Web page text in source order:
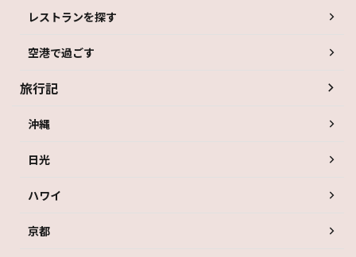
レストランを探す
空港で過ごす
旅行記
沖縄
日光
ハワイ
京都